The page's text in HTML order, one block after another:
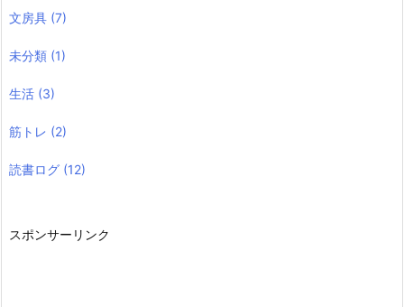
文房具 (7)
未分類 (1)
生活 (3)
筋トレ (2)
読書ログ (12)
スポンサーリンク